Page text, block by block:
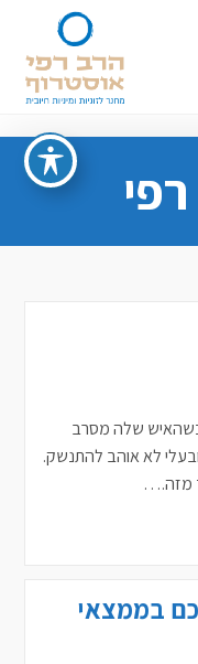
שלה מסרב
אני נשואה 15 שנה ובעלי לא אוהב להתנשק.
מזה.…
בממצאי